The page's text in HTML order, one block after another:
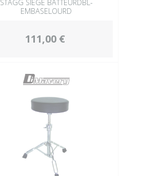
STAGG SIEGE BATTEURDBL-
EMBASELOURD
111,00 €